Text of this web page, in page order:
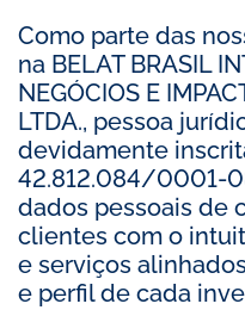
Como parte das
na BELAT BRASIL
NEGÓCIOS E
LTDA., pessoa
devidamente
42.812.084/0001-
dados pessoais de
clientes com o
e serviços
e perfil de cada